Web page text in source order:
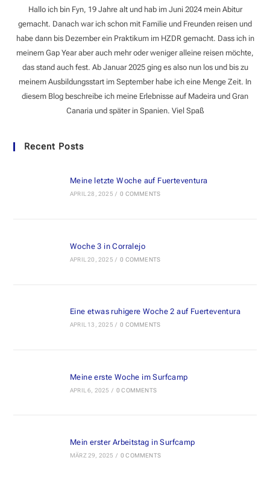
Hallo ich bin Fyn, 19 Jahre alt und hab im Juni 2024 mein Abitur
gemacht. Danach war ich schon mit Familie und Freunden reisen und
habe dann bis Dezember ein Praktikum im HZDR gemacht. Dass ich in
meinem Gap Year aber auch mehr oder weniger alleine reisen möchte,
das stand auch fest. Ab Januar 2025 ging es also nun los und bis zu
meinem Ausbildungsstart im September habe ich eine Menge Zeit. In
diesem Blog beschreibe ich meine Erlebnisse auf Madeira und Gran
Canaria und später in Spanien. Viel Spaß
Recent Posts
Meine letzte Woche auf Fuerteventura
APRIL 28, 2025 / 0 COMMENTS
Woche 3 in Corralejo
APRIL 20, 2025 / 0 COMMENTS
Eine etwas ruhigere Woche 2 auf Fuerteventura
APRIL 13, 2025 / 0 COMMENTS
Meine erste Woche im Surfcamp
APRIL 6, 2025 / 0 COMMENTS
Mein erster Arbeitstag in Surfcamp
MÄRZ 29, 2025 / 0 COMMENTS